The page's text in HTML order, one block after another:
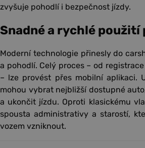
zvyšuje pohodlí i bezpečnost jízdy.
Snadné a rychlé použití
Moderní technologie přinesly do
a pohodlí. Celý proces – od
– lze provést přes mobilní aplikaci.
mohou vybrat nejbližší dostupné
a ukončit jízdu. Oproti klasickému
spousta administrativy a starostí,
vozem vzniknout.